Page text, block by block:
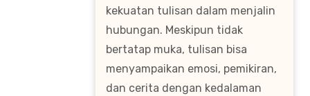
kekuatan tulisan dalam menjalin
hubungan. Meskipun tidak
bertatap muka, tulisan bisa
menyampaikan emosi, pemikiran,
dan cerita dengan kedalaman